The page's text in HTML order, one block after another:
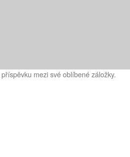
příspěvku mezi své oblíbené záložky.